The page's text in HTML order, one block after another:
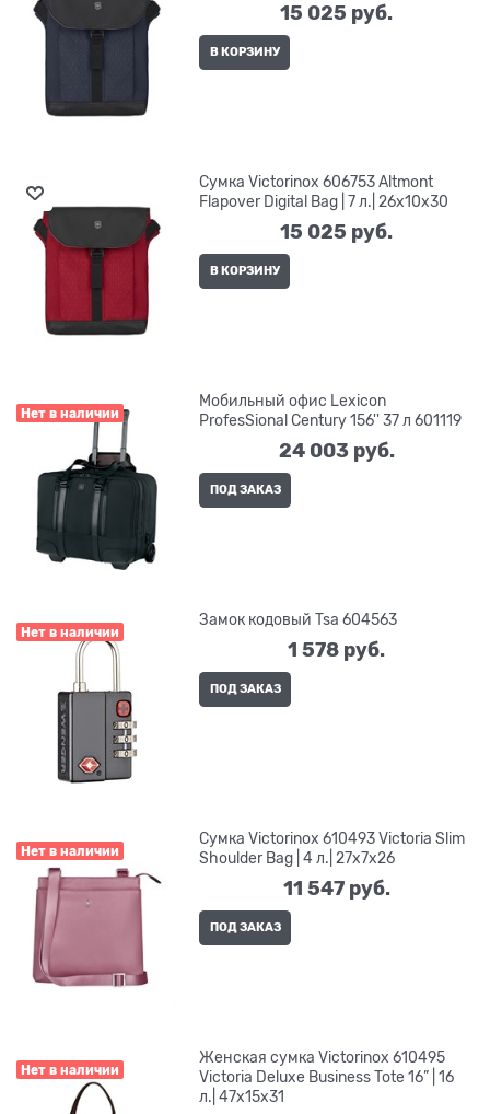
15 025 руб.
В КОРЗИНУ
Сумка Victorinox 606753 Altmont
Flapover Digital Bag | 7 л.| 26x10x30
15 025 руб.
В КОРЗИНУ
Нет в наличии
Мобильный офис Lexicon
ProfesSional Century 156'' 37 л 601119
24 003 руб.
ПОД ЗАКАЗ
Нет в наличии
Замок кодовый Tsa 604563
1 578 руб.
ПОД ЗАКАЗ
Нет в наличии
Сумка Victorinox 610493 Victoria Slim
Shoulder Bag | 4 л.| 27x7x26
11 547 руб.
ПОД ЗАКАЗ
Нет в наличии
Женская сумка Victorinox 610495
Victoria Deluxe Business Tote 16” | 16
л.| 47x15x31